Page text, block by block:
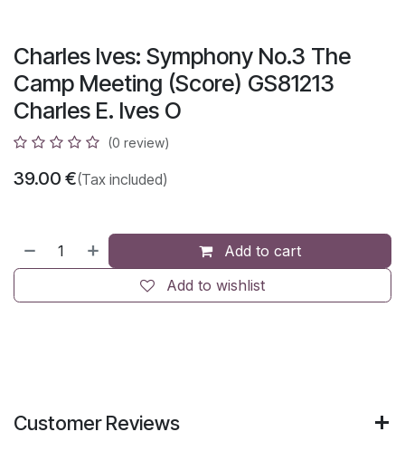
Charles Ives: Symphony No.3 The
Camp Meeting (Score) GS81213
Charles E. Ives O
(0 review)
39.00 €(Tax included)
Add to cart
Add to wishlist
Customer Reviews